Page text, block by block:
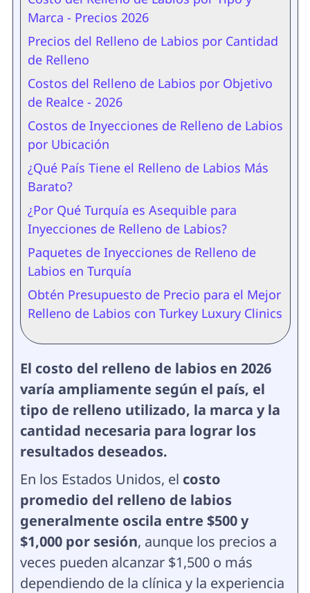
Marca - Precios 2026
Precios del Relleno de Labios por Cantidad
de Relleno
Costos del Relleno de Labios por Objetivo
de Realce - 2026
Costos de Inyecciones de Relleno de Labios
por Ubicación
¿Qué País Tiene el Relleno de Labios Más
Barato?
¿Por Qué Turquía es Asequible para
Inyecciones de Relleno de Labios?
Paquetes de Inyecciones de Relleno de
Labios en Turquía
Obtén Presupuesto de Precio para el Mejor
Relleno de Labios con Turkey Luxury Clinics
El costo del relleno de labios en 2026
varía ampliamente según el país, el
tipo de relleno utilizado, la marca y la
cantidad necesaria para lograr los
resultados deseados.
En los Estados Unidos, el costo
promedio del relleno de labios
generalmente oscila entre $500 y
$1,000 por sesión, aunque los precios a
veces pueden alcanzar $1,500 o más
dependiendo de la clínica y la experiencia